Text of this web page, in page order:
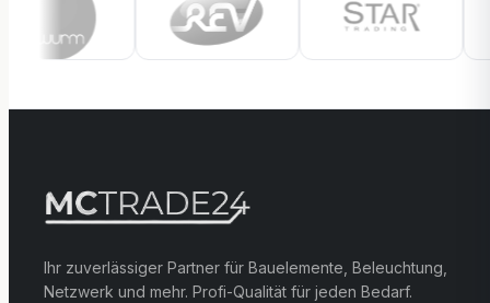
Ihr zuverlässiger Partner für Bauelemente, Beleuchtung,
Netzwerk und mehr. Profi-Qualität für jeden Bedarf.